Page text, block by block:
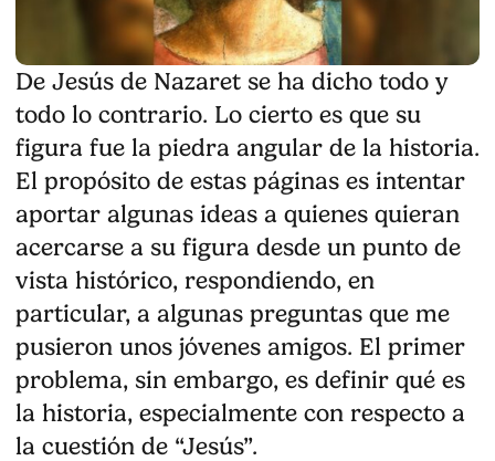
De Jesús de Nazaret se ha dicho todo y
todo lo contrario. Lo cierto es que su
figura fue la piedra angular de la historia.
El propósito de estas páginas es intentar
aportar algunas ideas a quienes quieran
acercarse a su figura desde un punto de
vista histórico, respondiendo, en
particular, a algunas preguntas que me
pusieron unos jóvenes amigos. El primer
problema, sin embargo, es definir qué es
la historia, especialmente con respecto a
la cuestión de “Jesús”.